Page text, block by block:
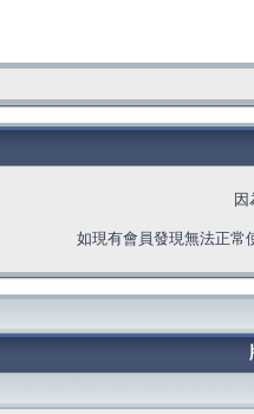
因
如現有會員發現無法正常